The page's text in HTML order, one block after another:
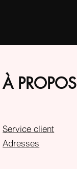
À PROPOS
Service client
Adresses